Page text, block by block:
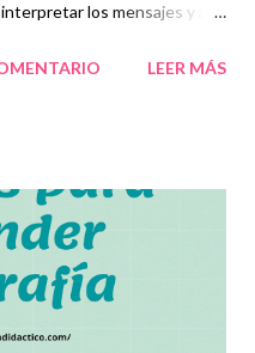
los mensajes y así
de ortografía como una
las que suelen
que estos cuentos les
para que el alumno
correctamente.
a los autores de tan
LEER MÁS